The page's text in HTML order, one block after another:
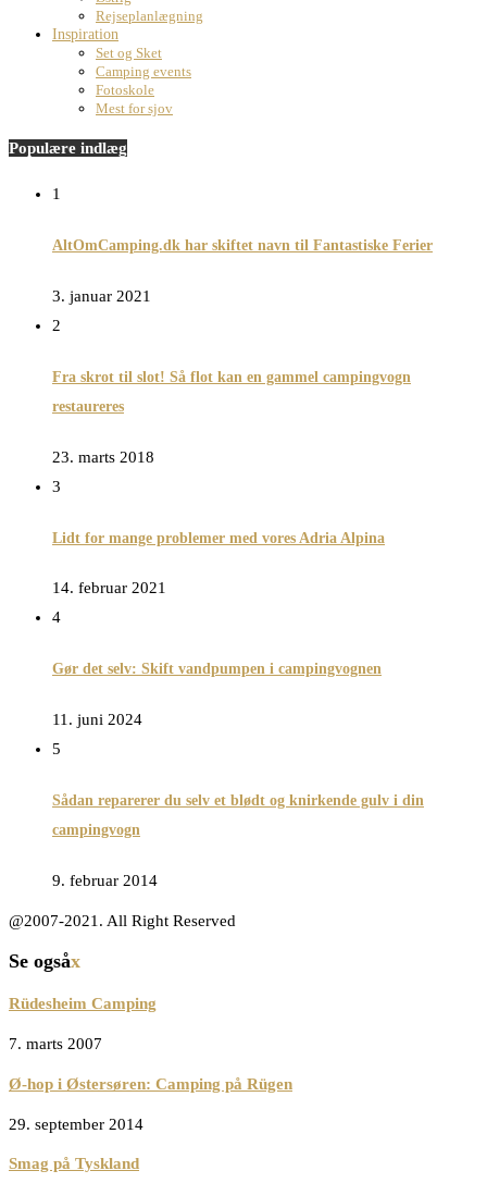
Rejseplanlægning
Inspiration
Set og Sket
Camping events
Fotoskole
Mest for sjov
Populære indlæg
1
AltOmCamping.dk har skiftet navn til Fantastiske Ferier
3. januar 2021
2
Fra skrot til slot! Så flot kan en gammel campingvogn
restaureres
23. marts 2018
3
Lidt for mange problemer med vores Adria Alpina
14. februar 2021
4
Gør det selv: Skift vandpumpen i campingvognen
11. juni 2024
5
Sådan reparerer du selv et blødt og knirkende gulv i din
campingvogn
9. februar 2014
@2007-2021. All Right Reserved
Se ogsåx
Rüdesheim Camping
7. marts 2007
Ø-hop i Østersøren: Camping på Rügen
29. september 2014
Smag på Tyskland